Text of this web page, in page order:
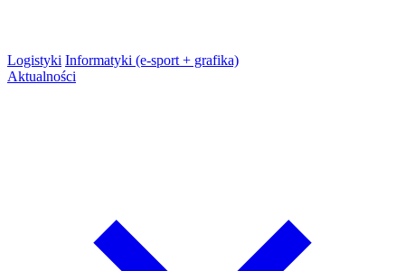
Logistyki Informatyki (e-sport + grafika)
Aktualności